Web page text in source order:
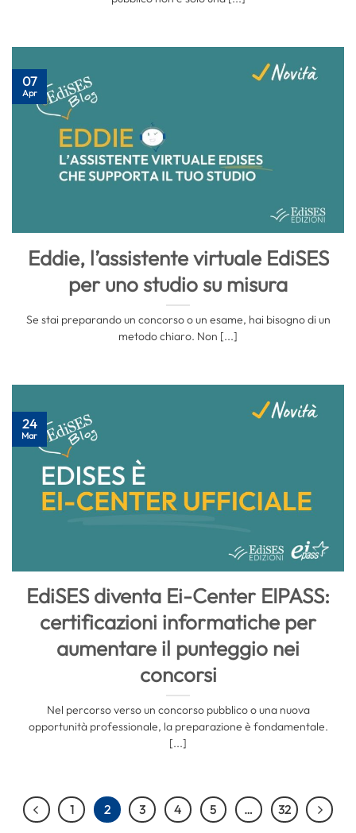
Eddie, l’assistente virtuale EdiSES
per uno studio su misura
Se stai preparando un concorso o un esame, hai bisogno di un
metodo chiaro. Non [...]
07
Apr
EdiSES diventa Ei-Center EIPASS:
certificazioni informatiche per
aumentare il punteggio nei
concorsi
Nel percorso verso un concorso pubblico o una nuova
opportunità professionale, la preparazione è fondamentale.
[...]
24
Mar
1 2 3 4 5 … 32